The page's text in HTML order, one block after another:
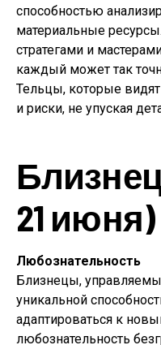
способностью
материальные
стратегами и
каждый может так
Тельцы, которые
и риски, не упуская
21 июня)
Любознательность
Близнецы,
уникальной
адаптироваться к
любознательность